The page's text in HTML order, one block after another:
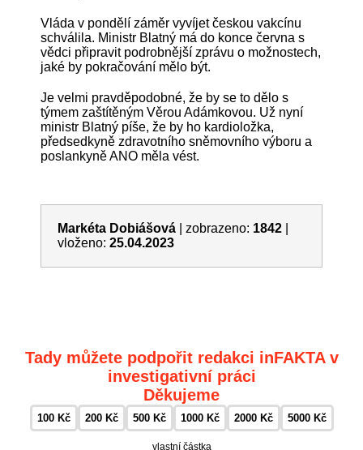
Vláda v pondělí záměr vyvíjet českou vakcínu
schválila. Ministr Blatný má do konce června s
vědci připravit podrobnější zprávu o možnostech,
jaké by pokračování mělo být.
Je velmi pravděpodobné, že by se to dělo s
týmem zaštítěným Věrou Adámkovou. Už nyní
ministr Blatný píše, že by ho kardioložka,
předsedkyně zdravotního sněmovního výboru a
poslankyně ANO měla vést.
Markéta Dobiášová zobrazeno: 1842
vloženo: 25.04.2023
Tady můžete podpořit redakci inFAKTA v
investigativní práci
Děkujeme
100 Kč 200 Kč 500 Kč 1000 Kč 2000 Kč 5000 Kč
vlastní částka